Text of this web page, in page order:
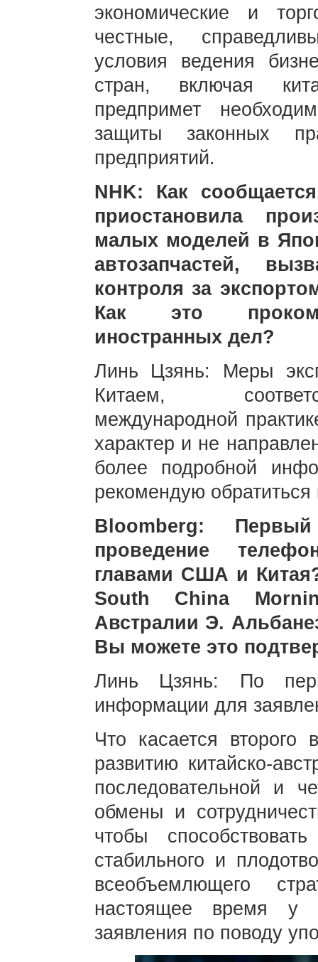
экономические и
честные,
условия ведения
стран, включая
предпримет
защиты законных
предприятий.
NHK: Как
приостановила
малых моделей в
автозапчастей,
контроля за
Как это
иностранных дел?
Линь Цзянь: Меры
Китаем,
международной
характер и не
более подробной
рекомендую
Bloomberg:
проведение
главами США и
South China
Австралии Э.
Вы можете это
Линь Цзянь: По
информации для
Что касается
развитию китайско-
последовательной и
обмены и
чтобы
стабильного и
всеобъемлющего
настоящее время у
заявления по поводу